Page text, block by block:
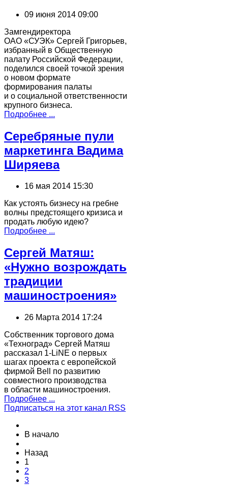
09 июня 2014 09:00
Замгендиректора
ОАО «СУЭК» Сергей Григорьев,
избранный в Общественную
палату Российской Федерации,
поделился своей точкой зрения
о новом формате
формирования палаты
и о социальной ответственности
крупного бизнеса.
Подробнее ...
Серебряные пули
маркетинга Вадима
Ширяева
16 мая 2014 15:30
Как устоять бизнесу на гребне
волны предстоящего кризиса и
продать любую идею?
Подробнее ...
Сергей Матяш:
«Нужно возрождать
традиции
машиностроения»
26 Марта 2014 17:24
Собственник торгового дома
«Техноград» Сергей Матяш
рассказал 1-LiNE о первых
шагах проекта с европейской
фирмой Bell по развитию
совместного производства
в области машиностроения.
Подробнее ...
Подписаться на этот канал RSS
В начало
Назад
1
2
3